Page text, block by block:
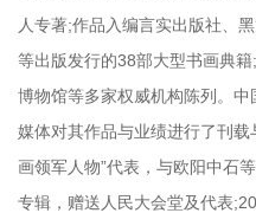
人专著;作品入编言实出版社、
等出版发行的38部大型书画典
博物馆等多家权威机构陈列。
媒体对其作品与业绩进行了刊
画领军人物”代表，与欧阳中石
专辑，赠送人民大会堂及代表